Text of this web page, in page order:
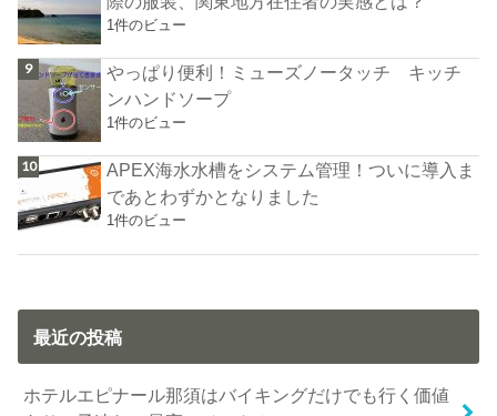
1件のビュー
やっぱり便利！ミューズノータッチ キッチ
ンハンドソープ
1件のビュー
APEX海水水槽をシステム管理！ついに導入ま
であとわずかとなりました
1件のビュー
最近の投稿
ホテルエピナール那須はバイキングだけでも行く価値